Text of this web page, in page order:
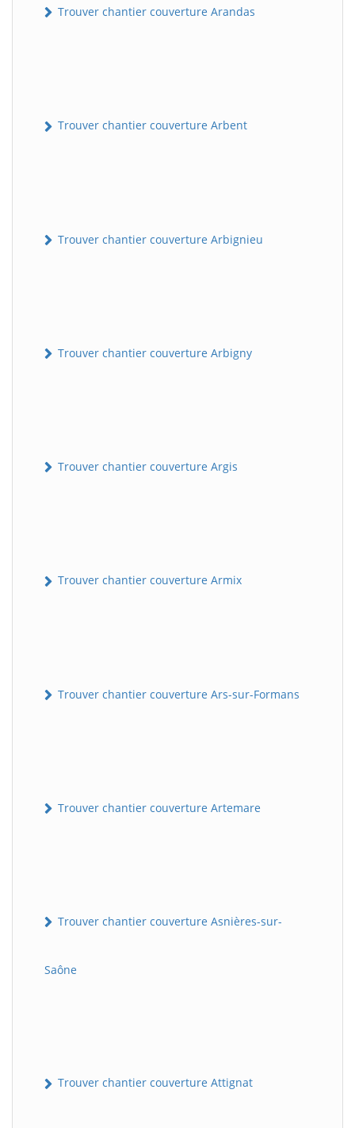
Trouver chantier couverture Arandas
Trouver chantier couverture Arbent
Trouver chantier couverture Arbignieu
Trouver chantier couverture Arbigny
Trouver chantier couverture Argis
Trouver chantier couverture Armix
Trouver chantier couverture Ars-sur-Formans
Trouver chantier couverture Artemare
Trouver chantier couverture Asnières-sur-
Saône
Trouver chantier couverture Attignat